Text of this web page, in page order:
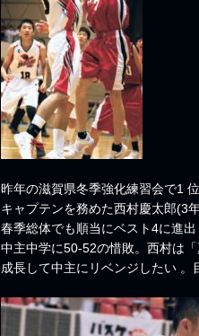
昨年の滋賀県冬季強化練習会で1
キャプテンを務めた西村慶太郎(3
春季総体でも順当にベスト4に進
中主中学に50-52の惜敗。西村は
成長して中主にリベンジしたい 。